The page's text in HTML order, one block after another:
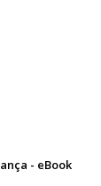
- eBook